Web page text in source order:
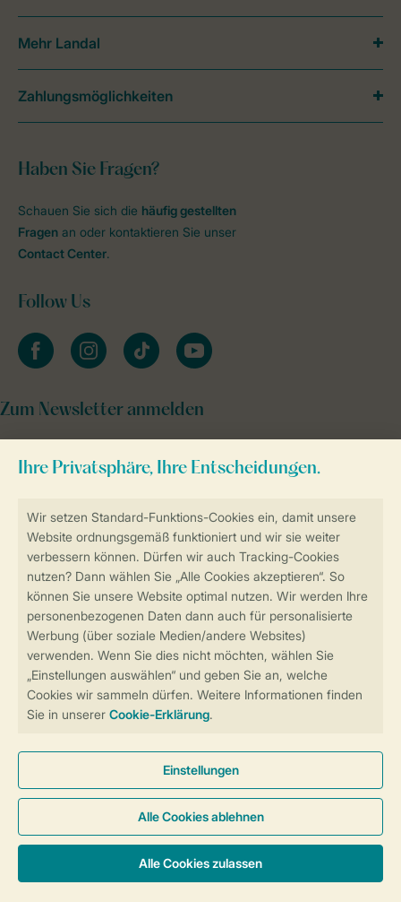
Sicherstellung Deiner Privatsphäre
Sicher und schnell zur Online-Buchung
Sichere Datenübertragung
Sicheres Bezahlen
Haben Sie Fragen?
Schauen Sie sich die häufig gestellten
Fragen an oder kontaktieren Sie unser
Contact Center.
Follow Us
facebookinstagramtiktok youtube
Zum Newsletter anmelden
Mehr Landal
Zahlungsmöglichkeiten
Cookies und Banner
Barrierefreiheit
© 2026 Landal GreenParks GmbH